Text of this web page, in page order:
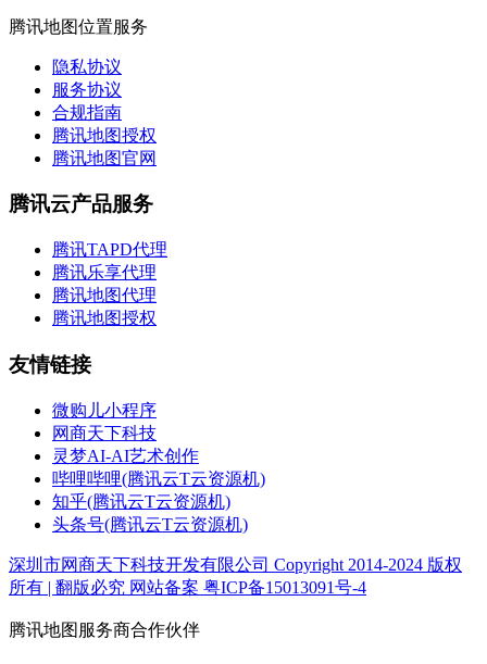
腾讯地图位置服务
隐私协议
服务协议
合规指南
腾讯地图授权
腾讯地图官网
腾讯云产品服务
腾讯TAPD代理
腾讯乐享代理
腾讯地图代理
腾讯地图授权
友情链接
微购儿小程序
网商天下科技
灵梦AI-AI艺术创作
哔哩哔哩(腾讯云T云资源机)
知乎(腾讯云T云资源机)
头条号(腾讯云T云资源机)
深圳市网商天下科技开发有限公司 Copyright 2014-2024 版权
所有 | 翻版必究 网站备案 粤ICP备15013091号-4
腾讯地图服务商合作伙伴